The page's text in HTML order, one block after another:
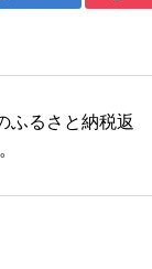
ふるさと納税返